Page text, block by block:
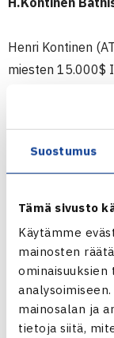
Suostumus
Tämä sivusto
Käytämme
mainosten
ominaisuuksien
mainosalan ja
tietoja siitä,
Henri Kontinen
miesten 15.000$
Britanniassa.
Irlannin Barry
6-2, 6-4.
kierroksella
Sakinisin.
Miesten ITF